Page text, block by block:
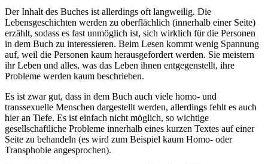
Der Inhalt des Buches ist allerdings oft langweilig. Die
Lebensgeschichten werden zu oberflächlich (innerhalb einer Seite)
erzählt, sodass es fast unmöglich ist, sich wirklich für die Personen
in dem Buch zu interessieren. Beim Lesen kommt wenig Spannung
auf, weil die Personen kaum herausgefordert werden. Sie meistern
ihr Leben und alles, was das Leben ihnen entgegenstellt, ihre
Probleme werden kaum beschrieben.
Es ist zwar gut, dass in dem Buch auch viele homo- und
transsexuelle Menschen dargestellt werden, allerdings fehlt es auch
hier an Tiefe. Es ist einfach nicht möglich, so wichtige
gesellschaftliche Probleme innerhalb eines kurzen Textes auf einer
Seite zu behandeln (es wird zum Beispiel kaum Homo- oder
Transphobie angesprochen).